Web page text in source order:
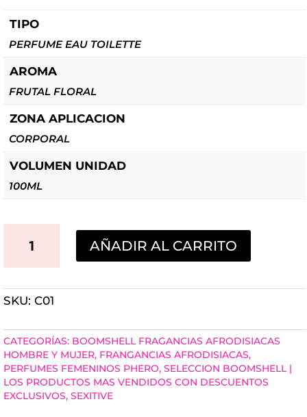
TIPO
PERFUME EAU TOILETTE
AROMA
FRUTAL FLORAL
ZONA APLICACION
CORPORAL
VOLUMEN UNIDAD
100ML
SEXITIVE
100ML
CANTIDAD
AÑADIR AL CARRITO
SKU: C01
CATEGORÍAS: BOOMSHELL FRAGANCIAS AFRODISIACAS
HOMBRE Y MUJER, FRANGANCIAS AFRODISIACAS,
PERFUMES FEMENINOS PHERO, SELECCION BOOMSHELL |
LOS PRODUCTOS MAS VENDIDOS CON DESCUENTOS
EXCLUSIVOS, SEXITIVE